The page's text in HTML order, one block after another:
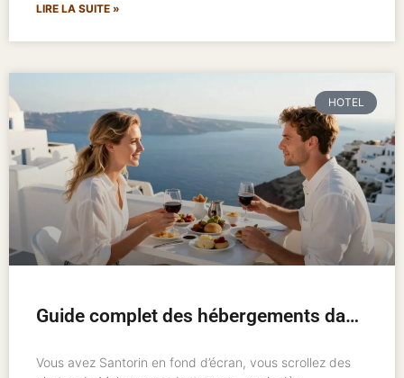
LIRE LA SUITE »
HOTEL
Guide complet des hébergements dans les îles grecques : où loger et comment bien choisir
Vous avez Santorin en fond d’écran, vous scrollez des